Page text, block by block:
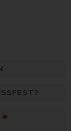
*